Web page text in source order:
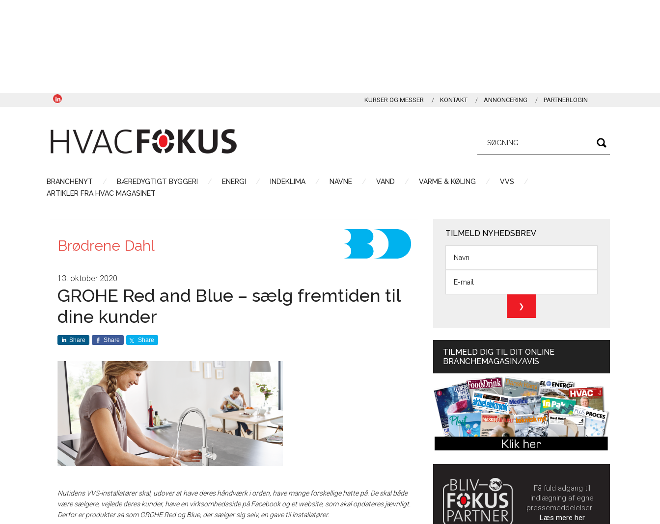
KURSER OG MESSER KONTAKT ANNONCERING PARTNERLOGIN
BRANCHENYT BÆREDYGTIGT BYGGERI ENERGI INDEKLIMA NAVNE VAND VARME & KØLING
VVS
ARTIKLER FRA HVAC MAGASINET
Brødrene Dahl
13. oktober 2020
GROHE Red and Blue – sælg fremtiden til
dine kunder
Share Share Share
Nutidens VVS-installatører skal, udover at have deres håndværk i orden, have mange forskellige hatte på. De skal både
være sælgere, vejlede deres kunder, have en virksomhedsside på Facebook og et website, som skal opdateres jævnligt.
Derfor er produkter så som GROHE Red og Blue, der sælger sig selv, en gave til installatører.
TILMELD NYHEDSBREV
TILMELD DIG TIL DIT ONLINE
BRANCHEMAGASIN/AVIS
Få fuld adgang til
indlægning af egne
pressemeddelelser...
Læs mere her